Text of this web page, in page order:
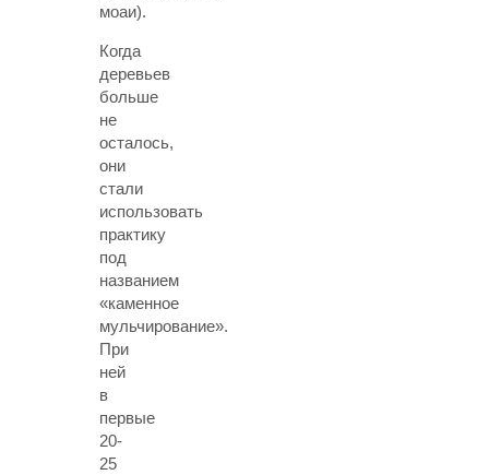
моаи).
Когда
деревьев
больше
не
осталось,
они
стали
использовать
практику
под
названием
«каменное
мульчирование».
При
ней
в
первые
20-
25